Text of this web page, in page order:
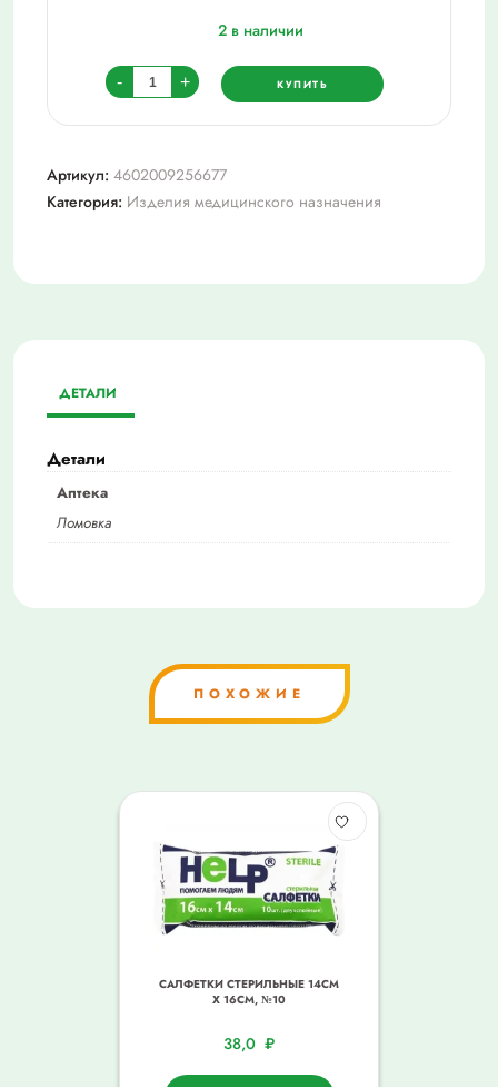
2 в наличии
-
Количество
товара
Дорсапласт
мед
9х12см
+ КУПИТЬ
Артикул: 4602009256677
Категория: Изделия медицинского назначения
ДЕТАЛИ
Детали
Аптека
Ломовка
ПОХОЖИЕ
САЛФЕТКИ СТЕРИЛЬНЫЕ 14СМ
Х 16СМ, №10
38,0 ₽